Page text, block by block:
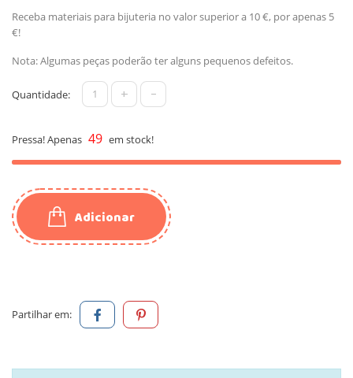
Receba materiais para bijuteria no valor superior a 10 €, por apenas 5
€!
Nota: Algumas peças poderão ter alguns pequenos defeitos.
Quantidade: + -
Pressa! Apenas 49 em stock!
Adicionar
Partilhar em: